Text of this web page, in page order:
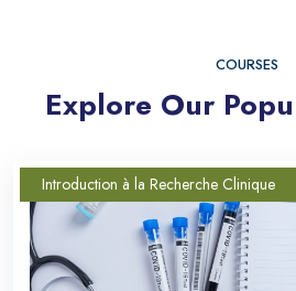
COURSES
Explore Our
Introduction à la Recherche Clinique